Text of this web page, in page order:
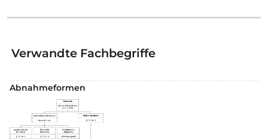
Verwandte Fachbegriffe
Abnahmeformen